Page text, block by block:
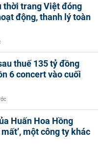
thời trang Việt đóng
động, thanh lý toàn
thuế 135 tỷ đồng
6 concert vào cuối
Huấn Hoa Hồng
một công ty khác